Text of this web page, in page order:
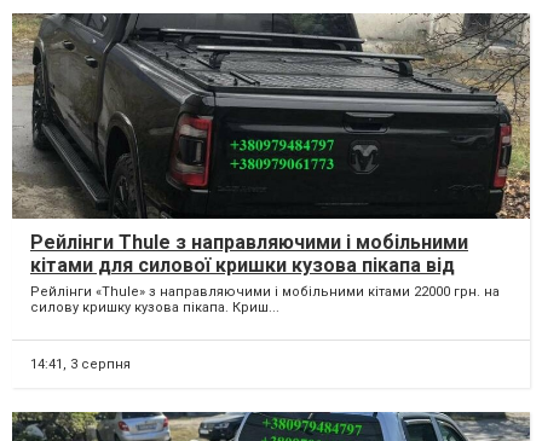
Рейлінги Thule з направляючими і мобільними
кітами для силової кришки кузова пікапа від
Tuning BVV. Крышка кузова пикапа, производство.
Рейлінги «Thule» з направляючими і мобільними кітами 22000 грн. на
силову кришку кузова пікапа. Криш...
14:41, 3 серпня